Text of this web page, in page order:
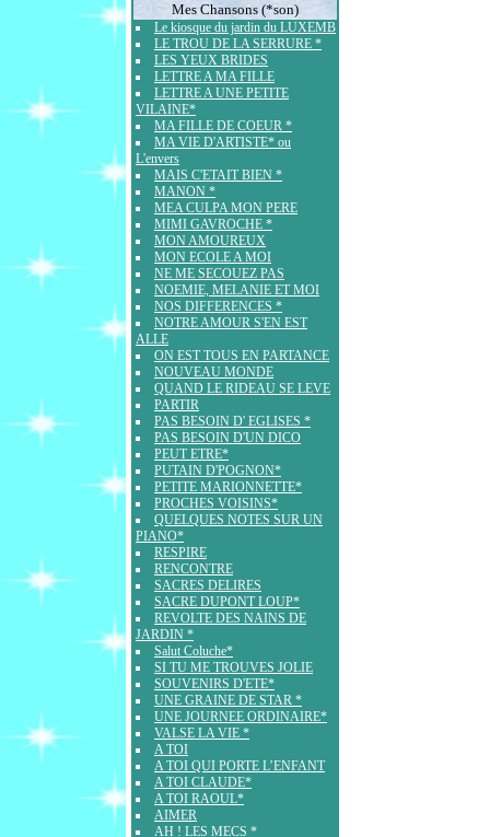
Mes Chansons (*son)
Le kiosque du jardin du LUXEMB
LE TROU DE LA SERRURE *
LES YEUX BRIDES
LETTRE A MA FILLE
LETTRE A UNE PETITE
VILAINE*
MA FILLE DE COEUR *
MA VIE D'ARTISTE* ou
L'envers
MAIS C'ETAIT BIEN *
MANON *
MEA CULPA MON PERE
MIMI GAVROCHE *
MON AMOUREUX
MON ECOLE A MOI
NE ME SECOUEZ PAS
NOEMIE, MELANIE ET MOI
NOS DIFFERENCES *
NOTRE AMOUR S'EN EST
ALLE
ON EST TOUS EN PARTANCE
NOUVEAU MONDE
QUAND LE RIDEAU SE LEVE
PARTIR
PAS BESOIN D' EGLISES *
PAS BESOIN D'UN DICO
PEUT ETRE*
PUTAIN D'POGNON*
PETITE MARIONNETTE*
PROCHES VOISINS*
QUELQUES NOTES SUR UN
PIANO*
RESPIRE
RENCONTRE
SACRES DELIRES
SACRE DUPONT LOUP*
REVOLTE DES NAINS DE
JARDIN *
Salut Coluche*
SI TU ME TROUVES JOLIE
SOUVENIRS D'ETE*
UNE GRAINE DE STAR *
UNE JOURNEE ORDINAIRE*
VALSE LA VIE *
A TOI
A TOI QUI PORTE L’ENFANT
A TOI CLAUDE*
A TOI RAOUL*
AIMER
AH ! LES MECS *